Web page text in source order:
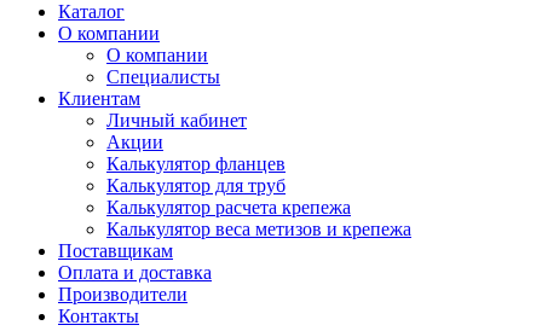
Каталог
О компании
О компании
Специалисты
Клиентам
Личный кабинет
Акции
Калькулятор фланцев
Калькулятор для труб
Калькулятор расчета крепежа
Калькулятор веса метизов и крепежа
Поставщикам
Оплата и доставка
Производители
Контакты